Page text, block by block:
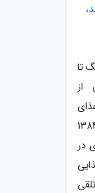
تا
از
که فعالیت خود را از سال 1384
در